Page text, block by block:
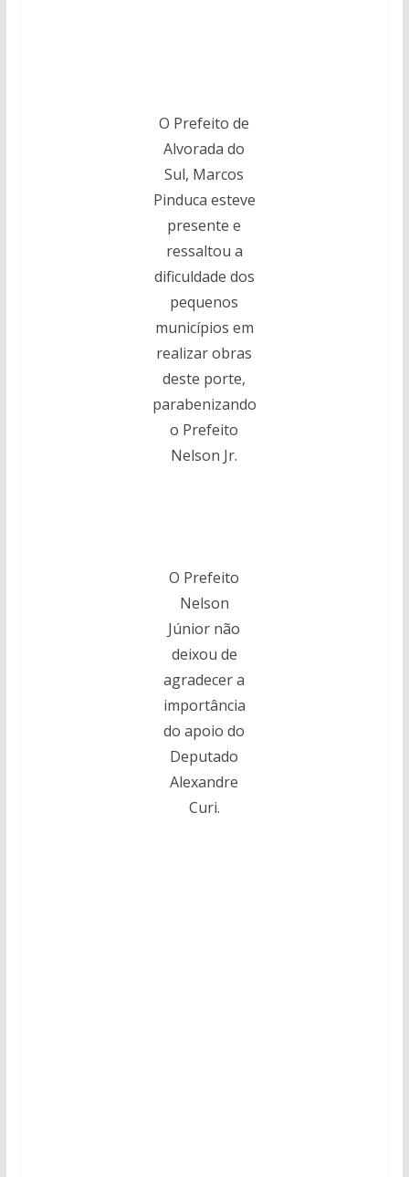
O Prefeito de
Alvorada do
Sul, Marcos
Pinduca esteve
presente e
ressaltou a
dificuldade dos
pequenos
municípios em
realizar obras
deste porte,
parabenizando
o Prefeito
Nelson Jr.
O Prefeito
Nelson
Júnior não
deixou de
agradecer a
importância
do apoio do
Deputado
Alexandre
Curi.